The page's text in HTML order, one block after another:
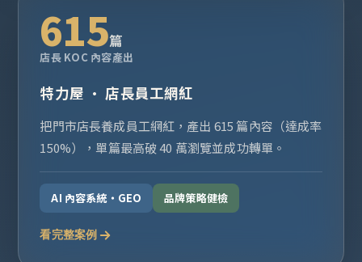
615篇
店長 KOC 內容產出
特力屋 · 店長員工網紅
把門市店長養成員工網紅，產出 615 篇內容（達成率
150%），單篇最高破 40 萬瀏覽並成功轉單。
AI 內容系統・GEO 品牌策略健檢
看完整案例